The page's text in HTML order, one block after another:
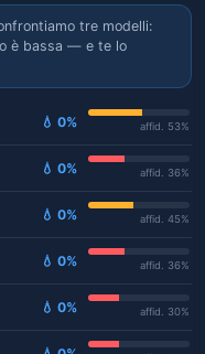
tre modelli:
è bassa — e te lo
💧 0% affid. 53%
💧 0% affid. 36%
💧 0% affid. 45%
💧 0% affid. 36%
💧 0% affid. 30%